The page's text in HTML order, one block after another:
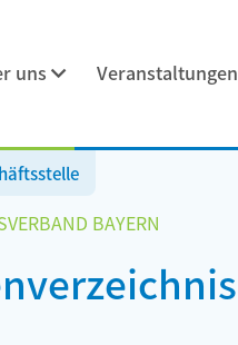
uns Veranstaltungen
BAYERN